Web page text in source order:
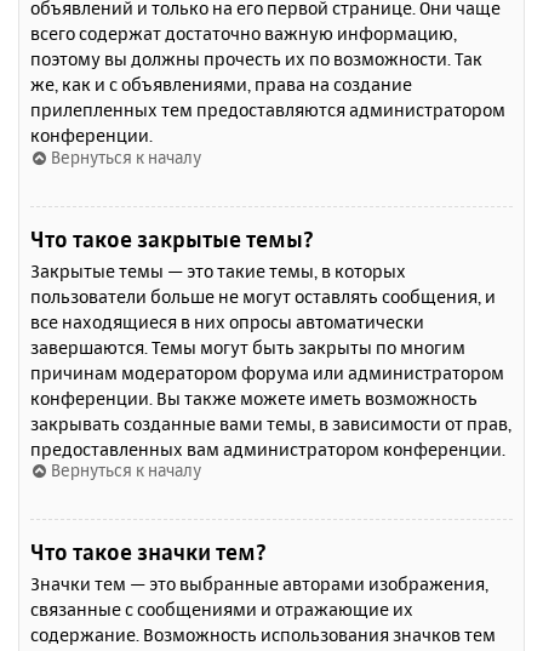
объявлений и только на его первой странице. Они чаще
всего содержат достаточно важную информацию,
поэтому вы должны прочесть их по возможности. Так
же, как и с объявлениями, права на создание
прилепленных тем предоставляются администратором
конференции.
Вернуться к началу
Что такое закрытые темы?
Закрытые темы — это такие темы, в которых
пользователи больше не могут оставлять сообщения, и
все находящиеся в них опросы автоматически
завершаются. Темы могут быть закрыты по многим
причинам модератором форума или администратором
конференции. Вы также можете иметь возможность
закрывать созданные вами темы, в зависимости от прав,
предоставленных вам администратором конференции.
Вернуться к началу
Что такое значки тем?
Значки тем — это выбранные авторами изображения,
связанные с сообщениями и отражающие их
содержание. Возможность использования значков тем